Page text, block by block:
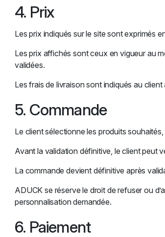
4. Prix
Les prix indiqués sur le site sont exprimés
Les prix affichés sont ceux en vigueur au
validées.
Les frais de livraison sont indiqués au
5. Commande
Le client sélectionne les produits
Avant la validation définitive, le client peut
La commande devient définitive après
ADUCK se réserve le droit de refuser ou
personnalisation demandée.
6. Paiement